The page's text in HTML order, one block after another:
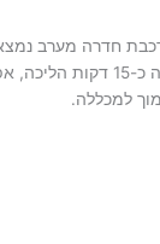
למכללה.